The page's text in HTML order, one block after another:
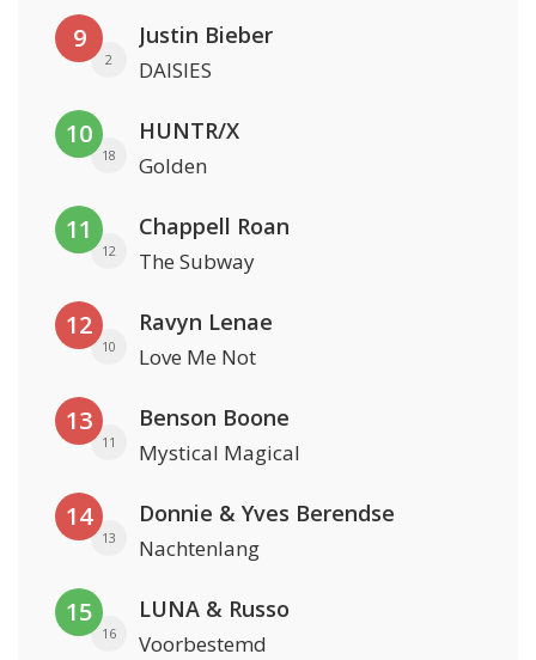
9
2
Justin Bieber
DAISIES
10
18
HUNTR/X
Golden
11
12
Chappell Roan
The Subway
12
10
Ravyn Lenae
Love Me Not
13
11
Benson Boone
Mystical Magical
14
13
Donnie & Yves Berendse
Nachtenlang
15
16
LUNA & Russo
Voorbestemd